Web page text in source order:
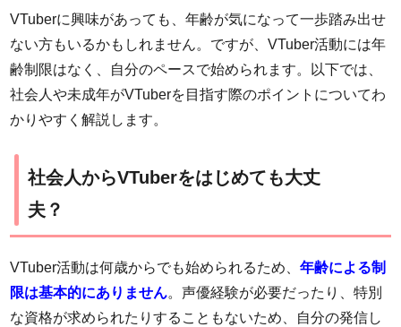
VTuberに興味があっても、年齢が気になって一歩踏み出せ
ない方もいるかもしれません。ですが、VTuber活動には年
齢制限はなく、自分のペースで始められます。以下では、
社会人や未成年がVTuberを目指す際のポイントについてわ
かりやすく解説します。
社会人からVTuberをはじめても大丈
夫？
VTuber活動は何歳からでも始められるため、年齢による制
限は基本的にありません。声優経験が必要だったり、特別
な資格が求められたりすることもないため、自分の発信し